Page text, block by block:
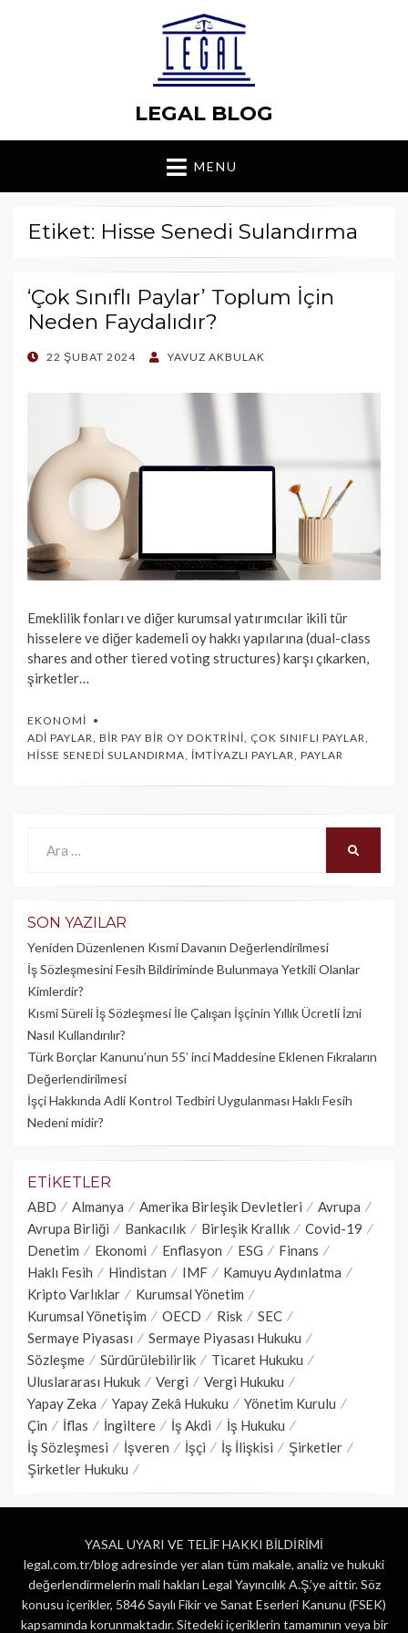
LEGAL BLOG
MENU
Etiket: Hisse Senedi Sulandırma
‘Çok Sınıflı Paylar’ Toplum İçin
Neden Faydalıdır?
POSTED
22 ŞUBAT 2024 YAVUZ AKBULAK
Emeklilik fonları ve diğer kurumsal yatırımcılar ikili tür
hisselere ve diğer kademeli oy hakkı yapılarına (dual-class
shares and other tiered voting structures) karşı çıkarken,
şirketler…
EKONOMI
ADI PAYLAR, BIR PAY BIR OY DOKTRINI, ÇOK SINIFLI PAYLAR,
HISSE SENEDI SULANDIRMA, İMTIYAZLI PAYLAR, PAYLAR
SON YAZILAR
Yeniden Düzenlenen Kısmi Davanın Değerlendirilmesi
İş Sözleşmesini Fesih Bildiriminde Bulunmaya Yetkili Olanlar
Kimlerdir?
Kısmi Süreli İş Sözleşmesi İle Çalışan İşçinin Yıllık Üc­retli İzni
Nasıl Kullandırılır?
Türk Borçlar Kanunu’nun 55’ inci Maddesine Eklenen Fıkraların
Değerlendirilmesi
İşçi Hakkında Adli Kontrol Tedbiri Uygulanması Haklı Fesih
Nedeni midir?
ETIKETLER
ABD Almanya Amerika Birleşik Devletleri
Avrupa
Avrupa Birliği
Bankacılık Birleşik Krallık
Covid-19
Denetim
Ekonomi Enflasyon ESG
Finans
Haklı Fesih
Hindistan IMF
Kamuyu Aydınlatma
Kripto Varlıklar
Kurumsal Yönetim
Kurumsal Yönetişim
OECD Risk
SEC
Sermaye Piyasası
Sermaye Piyasası Hukuku
Sözleşme
Sürdürülebilirlik
Ticaret Hukuku
Uluslararası Hukuk
Vergi
Vergi Hukuku
Yapay Zeka
Yapay Zekâ Hukuku
Yönetim Kurulu
Çin
İflas İngiltere İş Akdi
İş Hukuku
İş Sözleşmesi
İşveren İşçi İş İlişkisi
Şirketler
Şirketler Hukuku
YASAL UYARI VE TELİF HAKKI BİLDİRİMİ
legal.com.tr/blog adresinde yer alan tüm makale, analiz ve hukuki
değerlendirmelerin mali hakları Legal Yayıncılık A.Ş.’ye aittir. Söz
konusu içerikler, 5846 Sayılı Fikir ve Sanat Eserleri Kanunu (FSEK)
kapsamında korunmaktadır. Sitedeki içeriklerin tamamının veya bir